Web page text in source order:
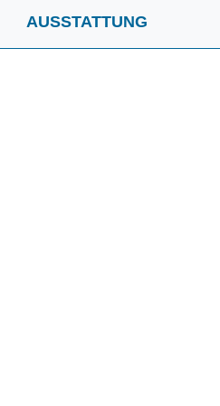
AUSSTATTUNG